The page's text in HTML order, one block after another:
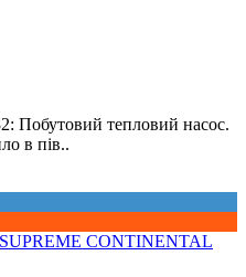
Побутовий тепловий насос.
в пів..